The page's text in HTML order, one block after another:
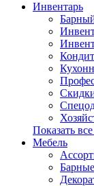
Инвентарь
Показать
Мебель